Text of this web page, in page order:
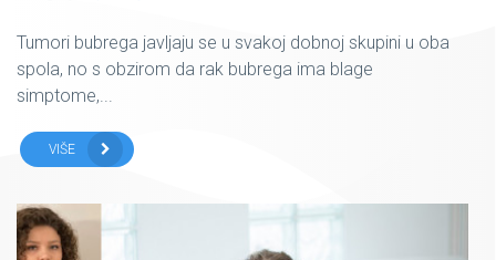
Tumori bubrega javljaju se u svakoj dobnoj skupini u oba
spola, no s obzirom da rak bubrega ima blage
simptome,...
VIŠE